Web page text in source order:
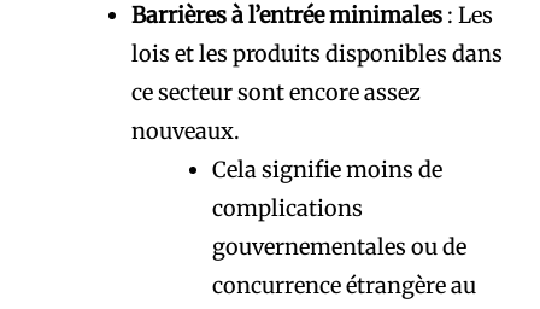
Barrières à l’entrée minimales : Les
lois et les produits disponibles dans
ce secteur sont encore assez
nouveaux.
Cela signifie moins de
complications
gouvernementales ou de
concurrence étrangère au